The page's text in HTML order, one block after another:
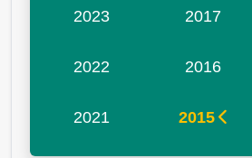
2023
2022
2021
2017
2016
2015